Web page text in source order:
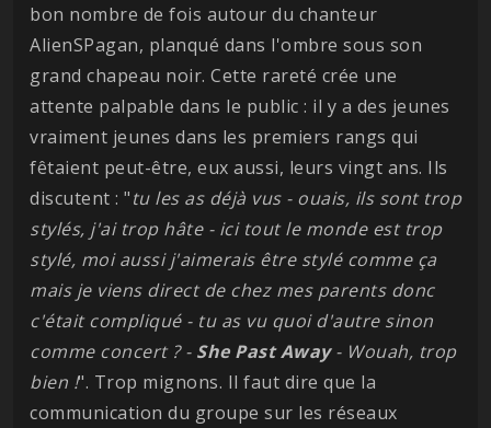
bon nombre de fois autour du chanteur
AlienSPagan, planqué dans l'ombre sous son
grand chapeau noir. Cette rareté crée une
attente palpable dans le public : il y a des jeunes
vraiment jeunes dans les premiers rangs qui
fêtaient peut-être, eux aussi, leurs vingt ans. Ils
discutent : "tu les as déjà vus - ouais, ils sont trop
stylés, j'ai trop hâte - ici tout le monde est trop
stylé, moi aussi j'aimerais être stylé comme ça
mais je viens direct de chez mes parents donc
c'était compliqué - tu as vu quoi d'autre sinon
comme concert ? - She Past Away- Wouah, trop
bien !". Trop mignons. Il faut dire que la
communication du groupe sur les réseaux